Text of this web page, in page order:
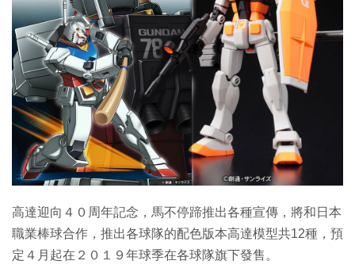
IT Times
生成式AI與雲端應用
Enterprise Digital Transformation
特集
高達迎向４０周年記念，馬不停蹄推出各種宣傳，將和日本
職業棒球合作，推出各球隊的配色版本高達模型共12種，預
定４月起在２０１９年球季在各球隊旗下發售。